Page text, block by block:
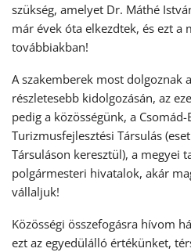
szükség, amelyet Dr. Máthé
már évek óta elkezdtek, és ezt
továbbiakban!
A szakemberek most dolgoznak
részletesebb kidolgozásán, az
pedig a közösségünk, a
Turizmusfejlesztési Társulás
Társuláson keresztül), a megyei
polgármesteri hivatalok, akár
vállaljuk!
Közösségi összefogásra hívom
ezt az egyedülálló értékünket,